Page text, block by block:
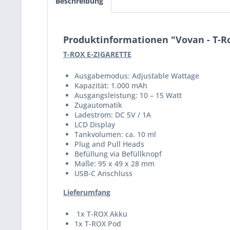
Produktinformationen "Vovan - T-
T-ROX E-ZIGARETTE
Ausgabemodus: Adjustable Wattage
Kapazität: 1.000 mAh
Ausgangsleistung: 10 – 15 Watt
Zugautomatik
Ladestrom: DC 5V / 1A
LCD Display
Tankvolumen: ca. 10 ml
Plug and Pull Heads
Befüllung via Befüllknopf
Maße: 95 x 49 x 28 mm
USB-C Anschluss
Lieferumfang
1x T-ROX Akku
1x T-ROX Pod